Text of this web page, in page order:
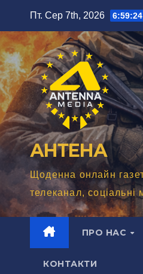
вмісту
Пт. Сер 7th, 2026
АНТЕНА
Щоденна онлайн
телеканал, соціальні
ПРО НАС
КОНТАКТИ